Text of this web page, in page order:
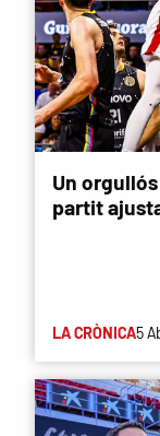
Un
partit
LA CRÒNICA5